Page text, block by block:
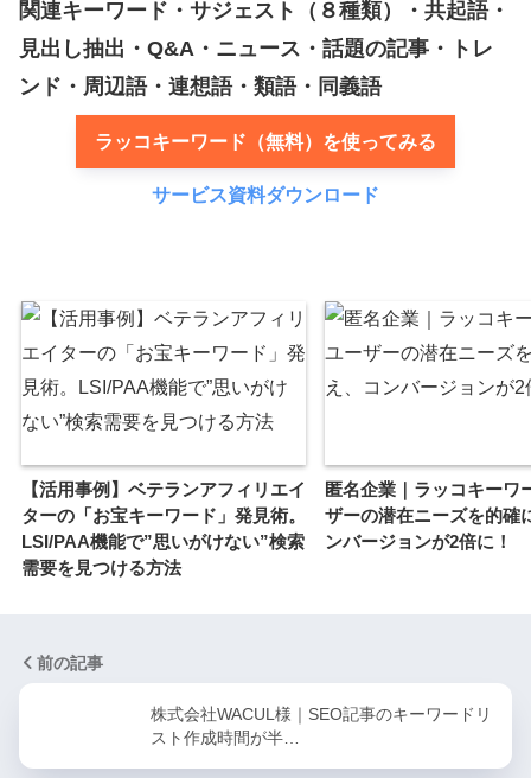
関連キーワード・サジェスト（８種類）・共起語・
見出し抽出・Q&A・ニュース・話題の記事・トレ
ンド・周辺語・連想語・類語・同義語
ラッコキーワード（無料）を使ってみる
サービス資料ダウンロード
【活用事例】ベテランアフィリエイ
ターの「お宝キーワード」発見術。
LSI/PAA機能で”思いがけない”検索
需要を見つける方法
匿名企業｜ラッコキーワ
ザーの潜在ニーズを的確
ンバージョンが2倍に！
前の記事
株式会社WACUL様｜SEO記事のキーワードリ
スト作成時間が半…